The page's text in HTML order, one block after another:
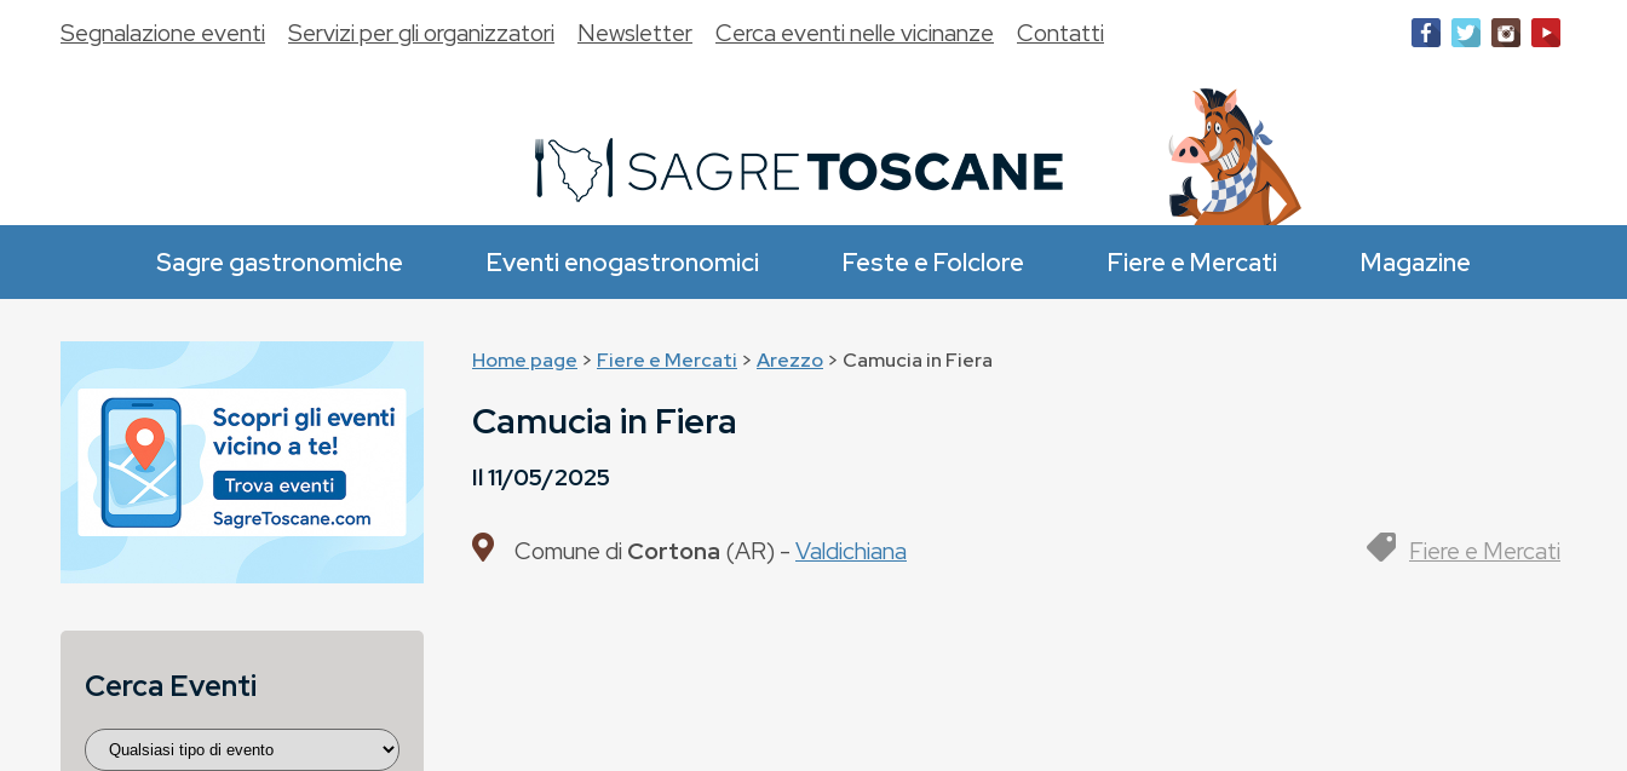
Sagre gastronomiche Eventi enogastronomici Feste e Folclore Fiere e Mercati Magazine
Segnalazione eventi Servizi per gli organizzatori Newsletter Cerca eventi nelle vicinanze Contatti
Home page > Fiere e Mercati > Arezzo > Camucia in Fiera
Camucia in Fiera
Il11/05/2025
Comune di Cortona (AR) -Valdichiana Fiere e Mercati
Cerca Eventi